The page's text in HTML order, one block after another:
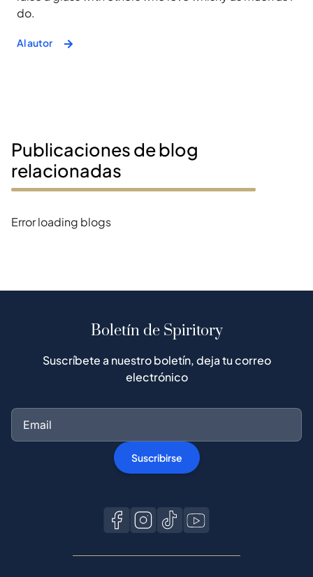
do.
Al autor
Publicaciones de blog
relacionadas
Error loading blogs
Boletín de Spiritory
Suscríbete a nuestro boletín, deja tu correo
electrónico
Suscribirse